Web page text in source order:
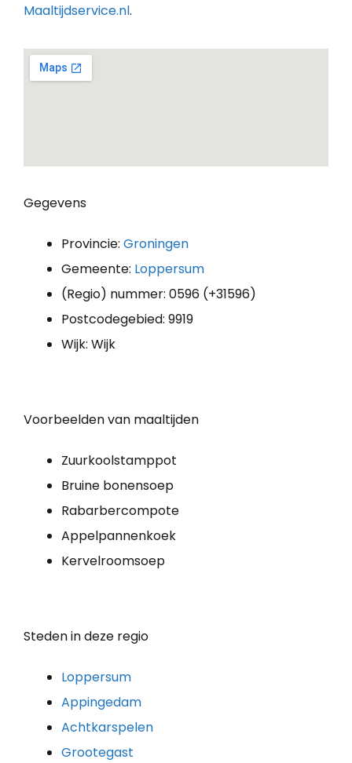
Maaltijdservice.nl.
Gegevens
Provincie: Groningen
Gemeente: Loppersum
(Regio) nummer: 0596 (+31596)
Postcodegebied: 9919
Wijk: Wijk
Voorbeelden van maaltijden
Zuurkoolstamppot
Bruine bonensoep
Rabarbercompote
Appelpannenkoek
Kervelroomsoep
Steden in deze regio
Loppersum
Appingedam
Achtkarspelen
Grootegast